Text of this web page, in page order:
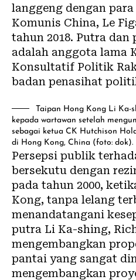
langgeng dengan
Komunis China, Le
tahun 2018. Putra
adalah anggota lama
Konsultatif Politik
badan penasihat
Taipan Hong Kong Li Ka-
kepada wartawan setelah
sebagai ketua CK Hutchison
di Hong Kong, China (foto: dok).
Persepsi publik
bersekutu dengan
pada tahun 2000,
Kong, tanpa lelang
menandatangani
putra Li Ka-shing,
mengembangkan
pantai yang sangat
mengembangkan